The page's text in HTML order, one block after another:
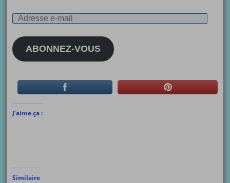
Adresse
mail
ABONNEZ-VOUS
J’aime ça :
Similaire